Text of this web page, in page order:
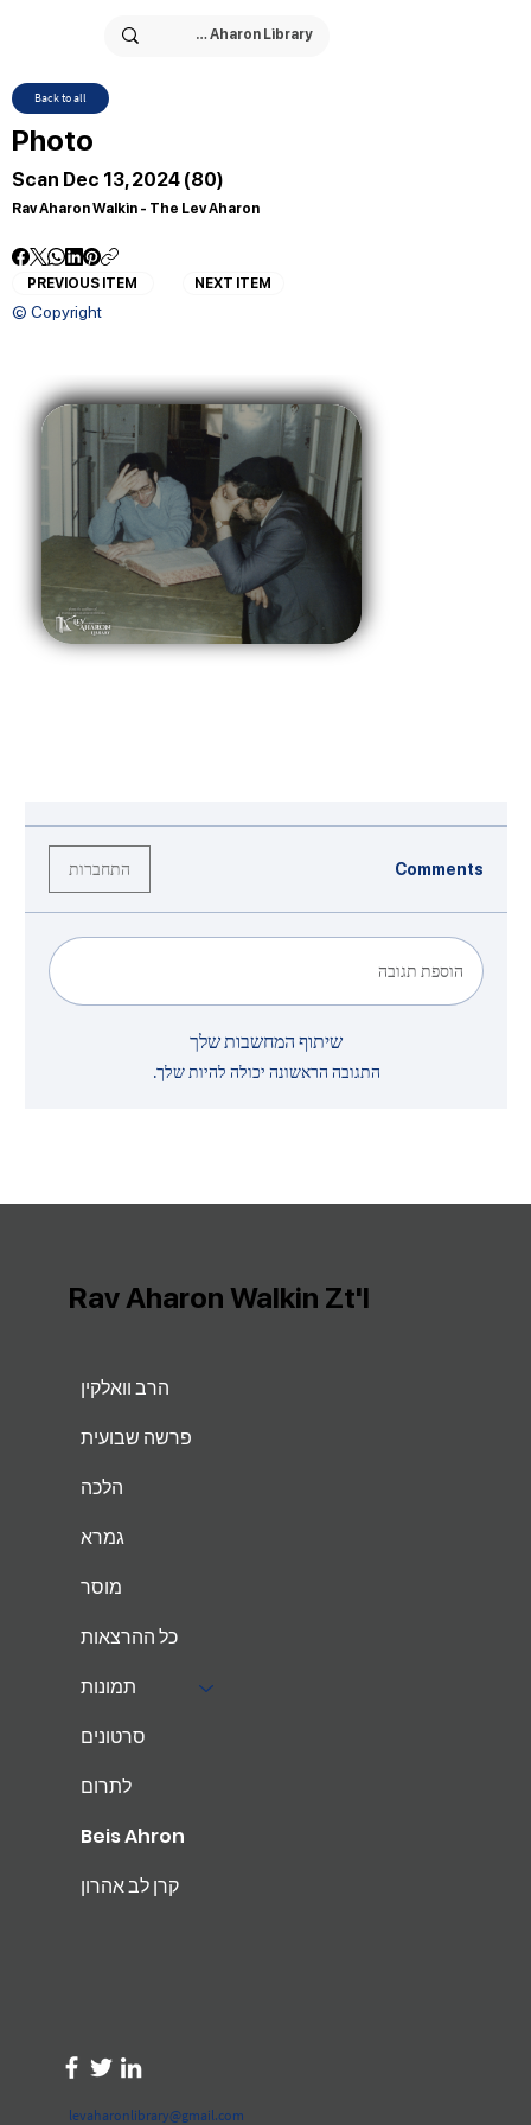
Back to all
Photo
Scan Dec 13, 2024 (80)
Rav Aharon Walkin - The Lev Aharon
PREVIOUS ITEM NEXT ITEM
© Copyright
Comments התחברות
הוספת תגובה
שיתוף המחשבות שלך
התגובה הראשונה יכולה להיות שלך.
הרב וואלקין
פרשה שבועית
הלכה
גמרא
מוסר
כל ההרצאות
תמונות
סרטונים
לתרום
Beis Ahron
קרן לב אהרון
levaharonlibrary@gmail.com
Rav Aharon Walkin Zt'l